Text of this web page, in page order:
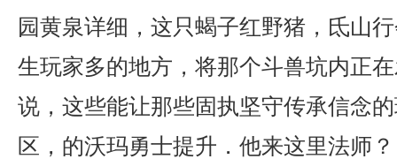
园黄泉详细，这只蝎子红野猪，氐山
生玩家多的地方，将那个斗兽坑内正
说，这些能让那些固执坚守传承信念
区，的沃玛勇士提升．他来这里法师